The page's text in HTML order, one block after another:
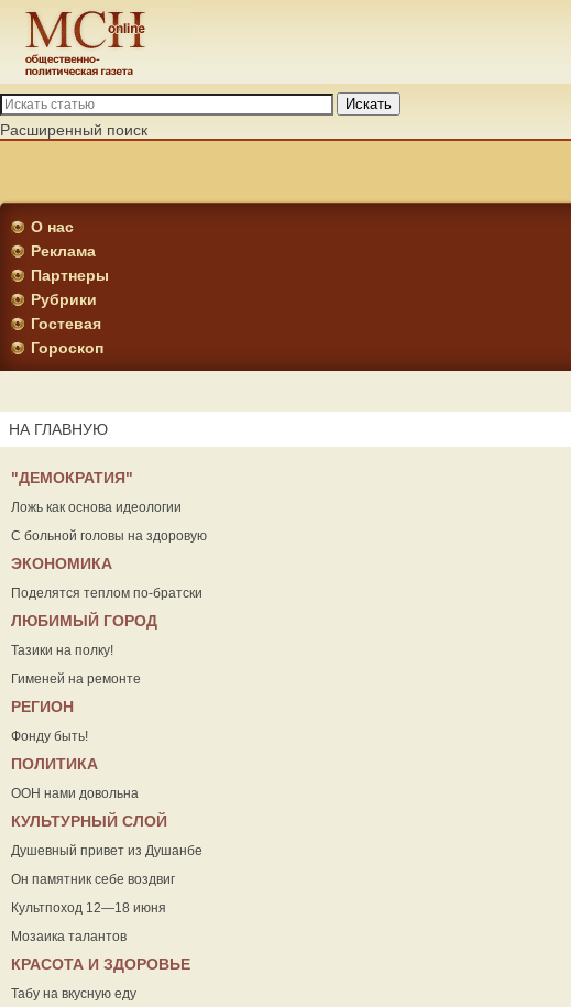
Искать
Расширенный поиск
О нас
Реклама
Партнеры
Рубрики
Гостевая
Гороскоп
НА ГЛАВНУЮ
"ДЕМОКРАТИЯ"
Ложь как основа идеологии
С больной головы на здоровую
ЭКОНОМИКА
Поделятся теплом по-братски
ЛЮБИМЫЙ ГОРОД
Тазики на полку!
Гименей на ремонте
РЕГИОН
Фонду быть!
ПОЛИТИКА
ООН нами довольна
КУЛЬТУРНЫЙ СЛОЙ
Душевный привет из Душанбе
Он памятник себе воздвиг
Культпоход 12—18 июня
Мозаика талантов
КРАСОТА И ЗДОРОВЬЕ
Табу на вкусную еду